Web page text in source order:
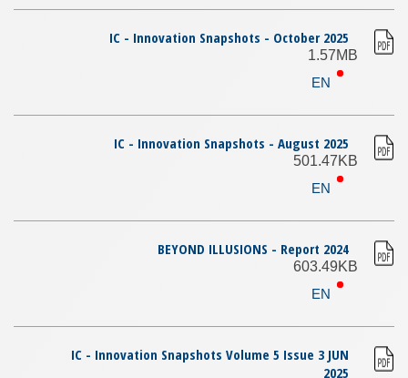
IC - Innovation Snapshots - October 2025
1.57MB
EN
IC - Innovation Snapshots - August 2025
501.47KB
EN
BEYOND ILLUSIONS - Report 2024
603.49KB
EN
IC - Innovation Snapshots Volume 5 Issue 3 JUN
2025